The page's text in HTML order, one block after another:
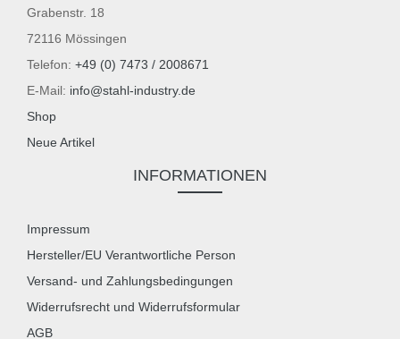
Grabenstr. 18
72116 Mössingen
Telefon: +49 (0) 7473 / 2008671
E-Mail: info@stahl-industry.de
Shop
Neue Artikel
INFORMATIONEN
Impressum
Hersteller/EU Verantwortliche Person
Versand- und Zahlungsbedingungen
Widerrufsrecht und Widerrufsformular
AGB